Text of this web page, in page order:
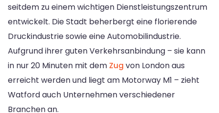
seitdem zu einem wichtigen Dienstleistungszentrum
entwickelt. Die Stadt beherbergt eine florierende
Druckindustrie sowie eine Automobilindustrie.
Aufgrund ihrer guten Verkehrsanbindung – sie kann
in nur 20 Minuten mit dem Zug von London aus
erreicht werden und liegt am Motorway M1 – zieht
Watford auch Unternehmen verschiedener
Branchen an.